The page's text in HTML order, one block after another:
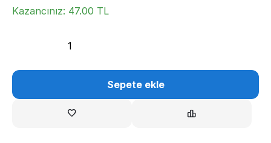
Kazancınız: 47.00 TL
Sepete ekle